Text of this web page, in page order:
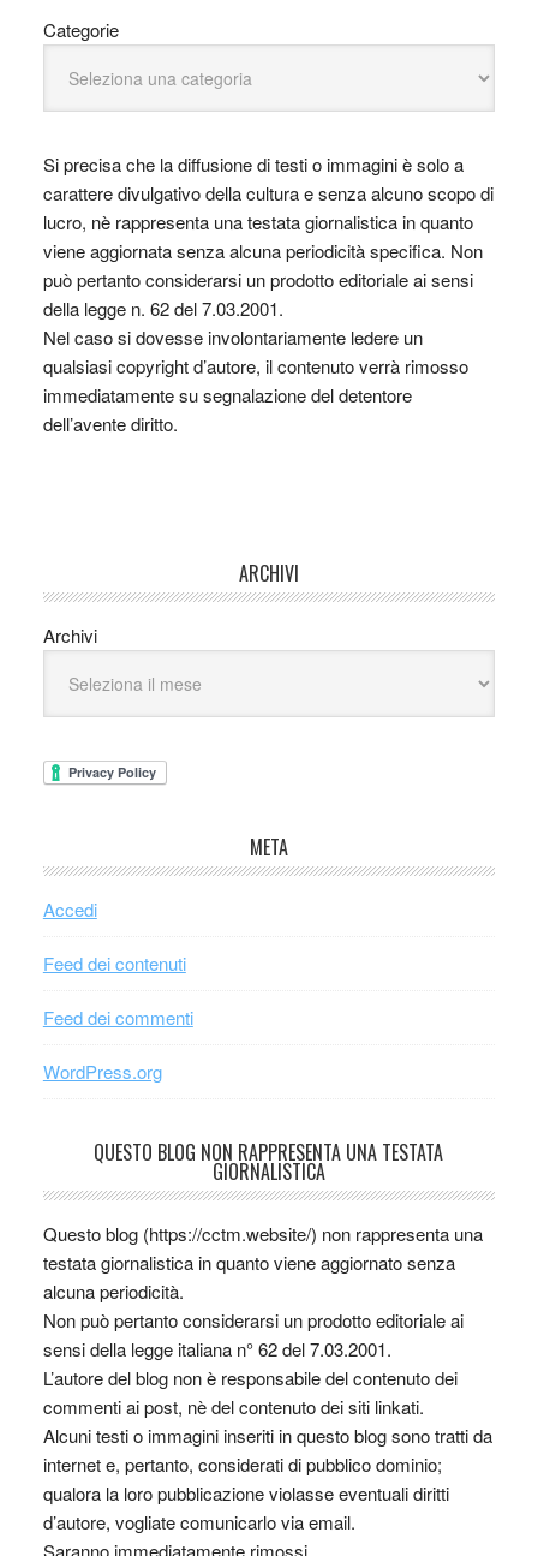
Categorie
Si precisa che la diffusione di testi o immagini è solo a
carattere divulgativo della cultura e senza alcuno scopo di
lucro, nè rappresenta una testata giornalistica in quanto
viene aggiornata senza alcuna periodicità specifica. Non
può pertanto considerarsi un prodotto editoriale ai sensi
della legge n. 62 del 7.03.2001.
Nel caso si dovesse involontariamente ledere un
qualsiasi copyright d’autore, il contenuto verrà rimosso
immediatamente su segnalazione del detentore
dell’avente diritto.
ARCHIVI
Archivi
META
Accedi
Feed dei contenuti
Feed dei commenti
WordPress.org
QUESTO BLOG NON RAPPRESENTA UNA TESTATA
GIORNALISTICA
Questo blog (https://cctm.website/) non rappresenta una
testata giornalistica in quanto viene aggiornato senza
alcuna periodicità.
Non può pertanto considerarsi un prodotto editoriale ai
sensi della legge italiana n° 62 del 7.03.2001.
L’autore del blog non è responsabile del contenuto dei
commenti ai post, nè del contenuto dei siti linkati.
Alcuni testi o immagini inseriti in questo blog sono tratti da
internet e, pertanto, considerati di pubblico dominio;
qualora la loro pubblicazione violasse eventuali diritti
d’autore, vogliate comunicarlo via email.
Saranno immediatamente rimossi.